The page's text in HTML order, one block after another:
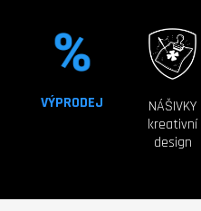
VÝPRODEJ
NÁŠIVKY
kreativní
design